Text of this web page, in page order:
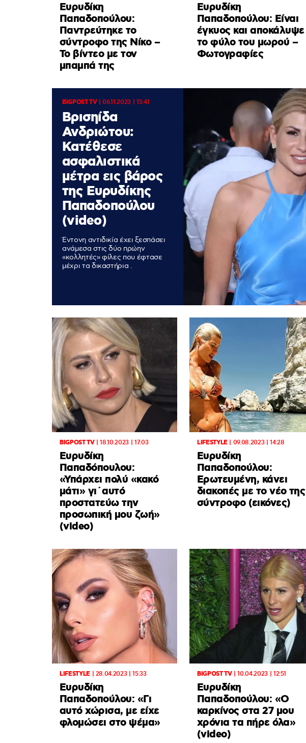
Ευρυδίκη
Παπαδοπούλου:
Παντρεύτηκε το
σύντροφο της Νίκο –
Το βίντεο με τον
μπαμπά της
Ευρυδίκη
Παπαδοπούλου: Είναι
έγκυος και αποκάλυψε
το φύλο του μωρού –
Φωτογραφίες
BIGPOST TV|06.11.2023 | 15:41
Βρισηίδα
Ανδριώτου:
Κατέθεσε
ασφαλιστικά
μέτρα εις βάρος
της Ευρυδίκης
Παπαδοπούλου
(video)
Έντονη αντιδικία έχει ξεσπάσει
ανάμεσα στις δύο πρώην
«κολλητές» φίλες που έφτασε
μέχρι τα δικαστήρια .
BIGPOST TV|18.10.2023 | 17:03
Ευρυδίκη
Παπαδόπουλου:
«Υπάρχει πολύ «κακό
μάτι» γι΄αυτό
προστατεύω την
προσωπική μου ζωή»
(video)
LIFESTYLE| 09.08.2023 | 14:28
Ευρυδίκη
Παπαδοπούλου:
Ερωτευμένη, κάνει
διακοπές με το νέο της
σύντροφο (εικόνες)
LIFESTYLE| 28.04.2023 | 15:33
Ευρυδίκη
Παπαδοπούλου: «Γι
αυτό χώρισα, με είχε
φλομώσει στο ψέμα»
BIGPOST TV|10.04.2023 | 12:51
Ευρυδίκη
Παπαδοπούλου: «Ο
καρκίνος στα 27 μου
χρόνια τα πήρε όλα»
(video)